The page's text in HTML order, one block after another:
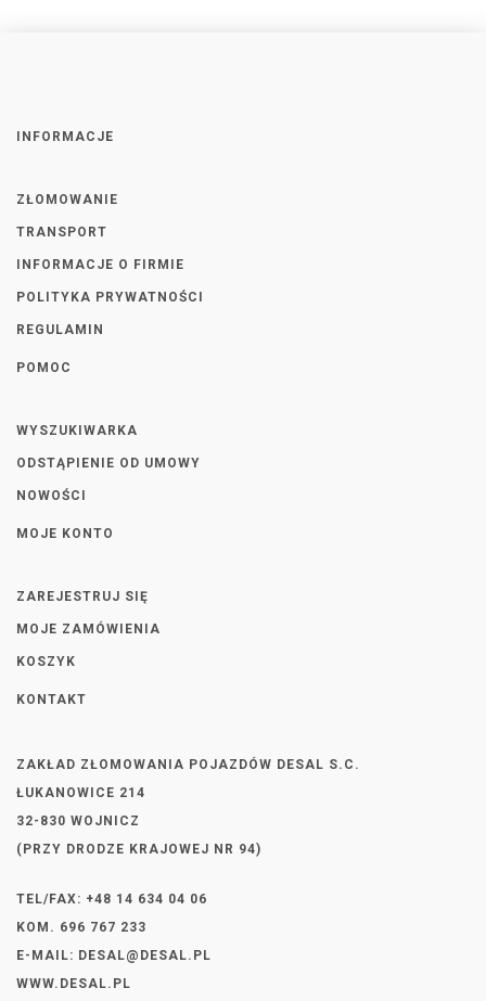
INFORMACJE
ZŁOMOWANIE
TRANSPORT
INFORMACJE O FIRMIE
POLITYKA PRYWATNOŚCI
REGULAMIN
POMOC
WYSZUKIWARKA
ODSTĄPIENIE OD UMOWY
NOWOŚCI
MOJE KONTO
ZAREJESTRUJ SIĘ
MOJE ZAMÓWIENIA
KOSZYK
KONTAKT
ZAKŁAD ZŁOMOWANIA POJAZDÓW DESAL S.C.
ŁUKANOWICE 214
32-830 WOJNICZ
(PRZY DRODZE KRAJOWEJ NR 94)
TEL/FAX: +48 14 634 04 06
KOM. 696 767 233
E-MAIL: DESAL@DESAL.PL
WWW.DESAL.PL